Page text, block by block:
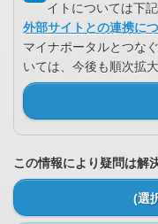
イトについては下
外部サイトとの連携に
マイナポータルとつな
いては、今後も順次拡
この情報により疑問は解
(選